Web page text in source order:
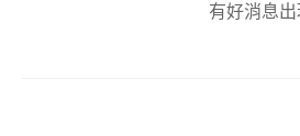
有好消息